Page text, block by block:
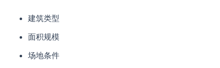
建筑类型
面积规模
场地条件